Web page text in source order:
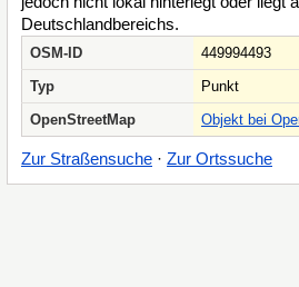
Deutschlandbereichs.
OSM-ID
449994493
Typ
Punkt
OpenStreetMap
Objekt bei
Zur Straßensuche · Zur Ortssuche